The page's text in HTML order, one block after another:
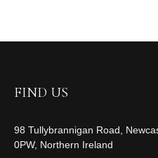
FIND US
98 Tullybrannigan Road,
0PW, Northern Ireland